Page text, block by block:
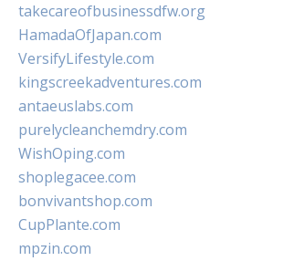
takecareofbusinessdfw.org
HamadaOfJapan.com
VersifyLifestyle.com
kingscreekadventures.com
antaeuslabs.com
purelycleanchemdry.com
WishOping.com
shoplegacee.com
bonvivantshop.com
CupPlante.com
mpzin.com